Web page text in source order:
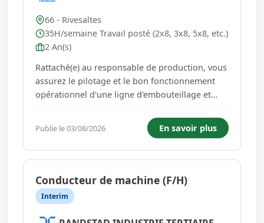
66 - Rivesaltes
35H/semaine Travail posté (2x8, 3x8, 5x8, etc.)
2 An(s)
Rattaché(e) au responsable de production, vous
assurez le pilotage et le bon fonctionnement
opérationnel d'une ligne d'embouteillage et
principales s'articulent autour des axes suivants
: Piloter la conduite de la ligne de
conditionnement en veillant au resp...
Publie le 03/08/2026 En savoir plus
Conducteur de machine (F/H)
Interim